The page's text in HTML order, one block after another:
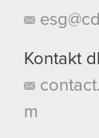
Kontakt
m